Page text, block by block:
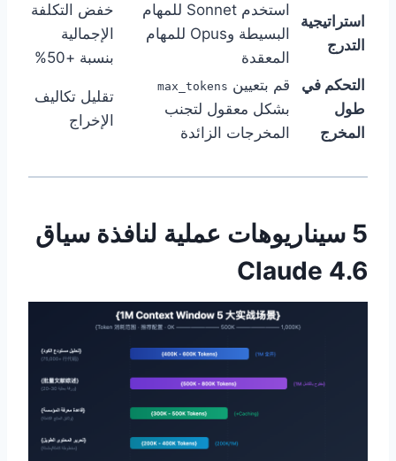
استراتيجية
التدرج
استخدم Sonnet للمهام
البسيطة وOpus للمهام
المعقدة
خفض التكلفة
الإجمالية
بنسبة +50%
التحكم في
طول
المخرج
قم بتعيين max_tokens
بشكل معقول لتجنب
المخرجات الزائدة
تقليل تكاليف
الإخراج
5 سيناريوهات عملية لنافذة سياق
Claude 4.6